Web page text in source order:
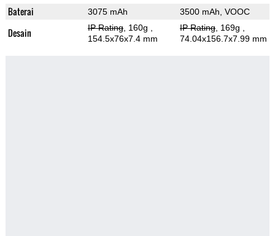
Baterai 3075 mAh 3500 mAh, VOOC
Desain IP Rating, 160g
154.5x76x7.4 mm
IP Rating, 169g
74.04x156.7x7.99 mm